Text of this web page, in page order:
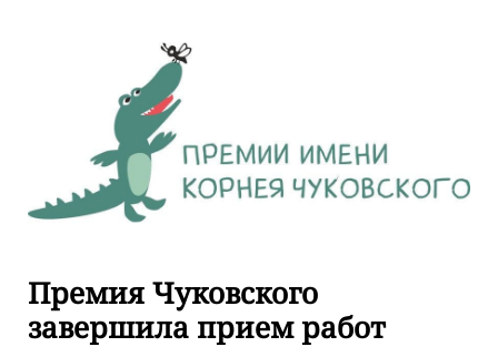
Премия Чуковского
завершила прием работ